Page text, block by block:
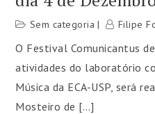
Sem categoria Filipe
O Festival Comunicantus
atividades do laboratório
Música da ECA-USP, será
Mosteiro de […]